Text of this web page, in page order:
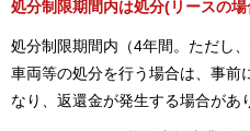
処分制限期間内は処分(リースの場
処分制限期間内（4年間。ただし
車両等の処分を行う場合は、事前
なり、返還金が発生する場合があ